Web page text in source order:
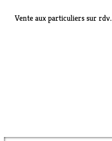
Vente aux particuliers sur rdv.